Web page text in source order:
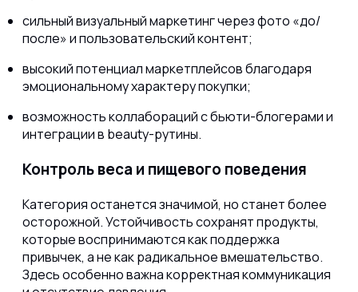
сильный визуальный маркетинг через фото «до/
после» и пользовательский контент;
высокий потенциал маркетплейсов благодаря
эмоциональному характеру покупки;
возможность коллабораций с бьюти-блогерами и
интеграции в beauty-рутины.
Контроль веса и пищевого поведения
Категория останется значимой, но станет более
осторожной. Устойчивость сохранят продукты,
которые воспринимаются как поддержка
привычек, а не как радикальное вмешательство.
Здесь особенно важна корректная коммуникация